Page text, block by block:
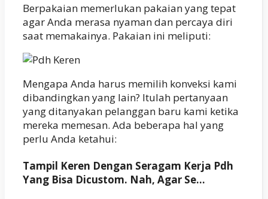
Berpakaian memerlukan pakaian yang tepat
agar Anda merasa nyaman dan percaya diri
saat memakainya. Pakaian ini meliputi:
Mengapa Anda harus memilih konveksi kami
dibandingkan yang lain? Itulah pertanyaan
yang ditanyakan pelanggan baru kami ketika
mereka memesan. Ada beberapa hal yang
perlu Anda ketahui:
Tampil Keren Dengan Seragam Kerja Pdh
Yang Bisa Dicustom. Nah, Agar Se…